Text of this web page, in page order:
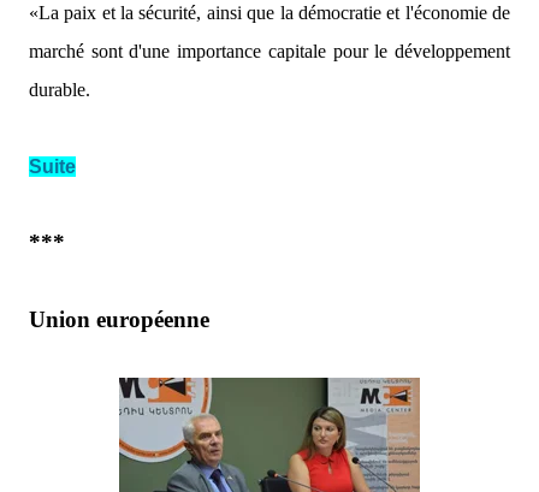
«La paix et la sécurité, ainsi que la démocratie et l'économie de
marché sont d'une importance capitale pour le développement
durable.
Suite
***
Union européenne